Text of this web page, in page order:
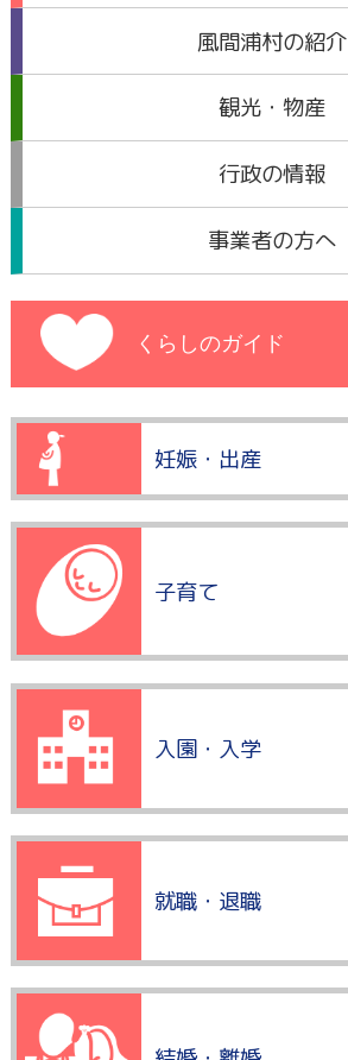
風間浦村の紹介
観光・物産
行政の情報
事業者の方へ
くらしのガイド
妊娠・出産
子育て
入園・入学
就職・退職